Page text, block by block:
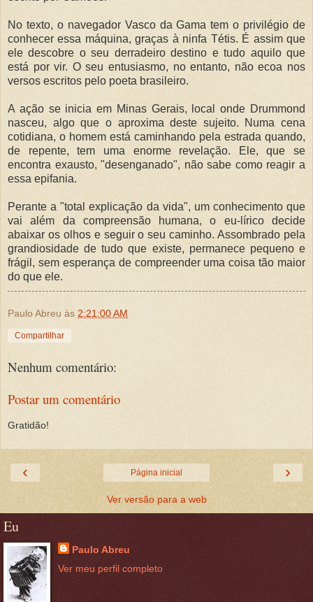
No texto, o navegador Vasco da Gama tem o privilégio de
conhecer essa máquina, graças à ninfa Tétis. É assim que
ele descobre o seu derradeiro destino e tudo aquilo que
está por vir. O seu entusiasmo, no entanto, não ecoa nos
versos escritos pelo poeta brasileiro.
A ação se inicia em Minas Gerais, local onde Drummond
nasceu, algo que o aproxima deste sujeito. Numa cena
cotidiana, o homem está caminhando pela estrada quando,
de repente, tem uma enorme revelação. Ele, que se
encontra exausto, "desenganado", não sabe como reagir a
essa epifania.
Perante a "total explicação da vida", um conhecimento que
vai além da compreensão humana, o eu-lírico decide
abaixar os olhos e seguir o seu caminho. Assombrado pela
grandiosidade de tudo que existe, permanece pequeno e
frágil, sem esperança de compreender uma coisa tão maior
do que ele.
Paulo Abreu às 2:21:00 AM
Compartilhar
Nenhum comentário:
Postar um comentário
Gratidão!
‹ ›
Página inicial
Ver versão para a web
Eu
Paulo Abreu
Ver meu perfil completo